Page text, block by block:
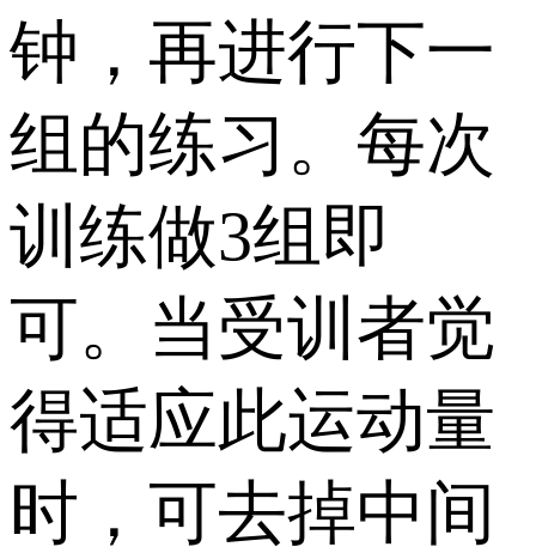
钟，再进行下一
组的练习。每次
训练做3组即
可。当受训者觉
得适应此运动量
时，可去掉中间